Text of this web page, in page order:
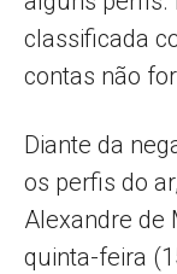
classificada
contas não
Diante da
os perfis do
Alexandre de
quinta-feira